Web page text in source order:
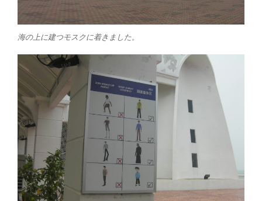
海の上に建つモスクに着きました。